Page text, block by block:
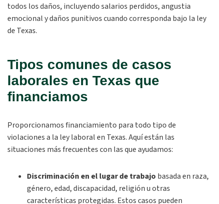
todos los daños, incluyendo salarios perdidos, angustia
emocional y daños punitivos cuando corresponda bajo la ley
de Texas.
Tipos comunes de casos
laborales en Texas que
financiamos
Proporcionamos financiamiento para todo tipo de
violaciones a la ley laboral en Texas. Aquí están las
situaciones más frecuentes con las que ayudamos:
Discriminación en el lugar de trabajo basada en raza,
género, edad, discapacidad, religión u otras
características protegidas. Estos casos pueden